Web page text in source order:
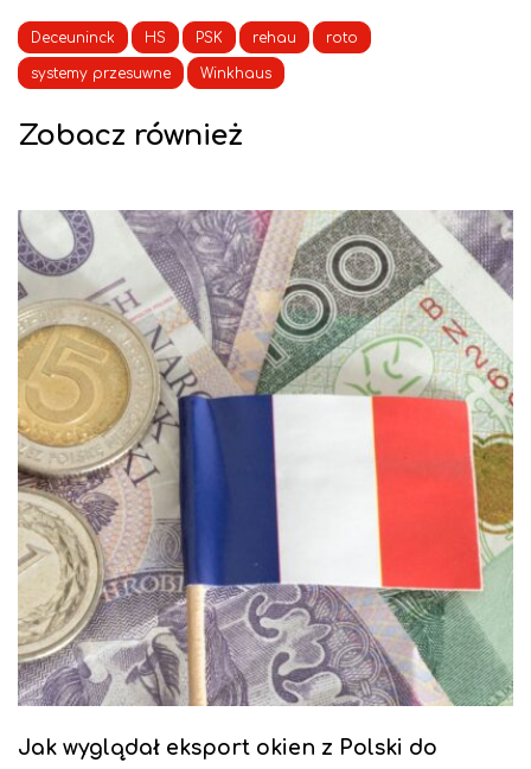
Deceuninck HS PSK rehau roto
systemy przesuwne Winkhaus
Zobacz również
Jak wyglądał eksport okien z Polski do